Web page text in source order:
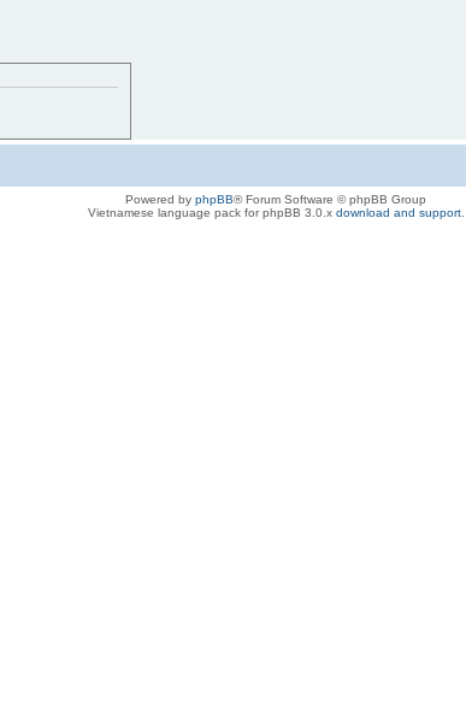
Powered by phpBB® Forum Software © phpBB Group
Vietnamese language pack for phpBB 3.0.x download and support.